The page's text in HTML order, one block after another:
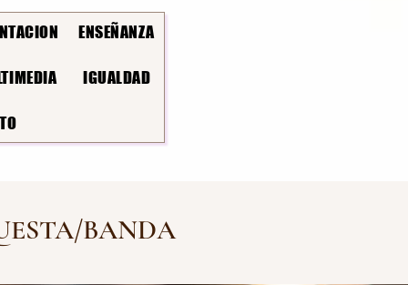
ENSEÑANZA
IGUALDAD
BANDA